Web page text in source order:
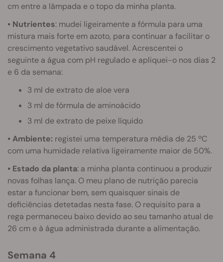
cm entre a lâmpada e o topo da minha planta.
• Nutrientes: mudei ligeiramente a fórmula para uma
mistura mais forte em azoto, para continuar a facilitar o
crescimento vegetativo saudável. Acrescentei o
seguinte a água com pH regulado e apliquei-o nos dias 2
e 6 da semana:
3 ml de extrato de aloe vera
3 ml de fórmula de aminoácido
3 ml de extrato de peixe líquido
• Ambiente: registei uma temperatura média de 25 ºC
com uma humidade relativa ligeiramente maior de 50%.
• Estado da planta: a minha planta continuou a produzir
novas folhas lança. O meu plano de nutrição parecia
estar a funcionar bem, sem quaisquer sinais de
deficiências detetadas nesta fase. O requisito para a
rega permaneceu baixo devido ao seu tamanho atual de
26 cm e à água administrada durante a alimentação.
Semana 4